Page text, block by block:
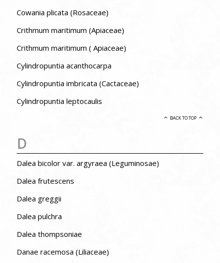
Cowania plicata (Rosaceae)
Crithmum maritimum (Apiaceae)
Crithmum maritimum ( Apiaceae)
Cylindropuntia acanthocarpa
Cylindropuntia imbricata (Cactaceae)
Cylindropuntia leptocaulis
BACK TO TOP
D
Dalea bicolor var. argyraea (Leguminosae)
Dalea frutescens
Dalea greggii
Dalea pulchra
Dalea thompsoniae
Danae racemosa (Liliaceae)